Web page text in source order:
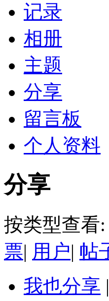
记录
相册
主题
分享
留言板
个人资料
分享
按类型查看:
票| 用户| 帖
我也分享 |